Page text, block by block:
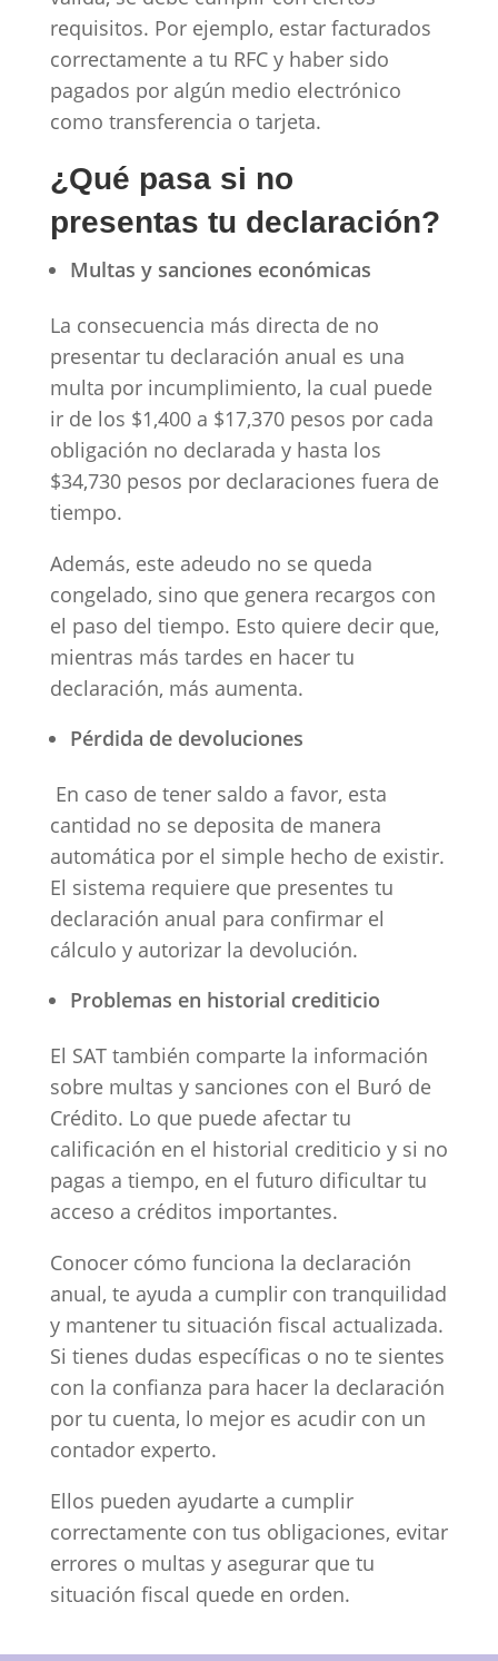
requisitos. Por ejemplo, estar facturados
correctamente a tu RFC y haber sido
pagados por algún medio electrónico
como transferencia o tarjeta.
¿Qué pasa si no
presentas tu declaración?
Multas y sanciones económicas
La consecuencia más directa de no
presentar tu declaración anual es una
multa por incumplimiento, la cual puede
ir de los $1,400 a $17,370 pesos por cada
obligación no declarada y hasta los
$34,730 pesos por declaraciones fuera de
tiempo.
Además, este adeudo no se queda
congelado, sino que genera recargos con
el paso del tiempo. Esto quiere decir que,
mientras más tardes en hacer tu
declaración, más aumenta.
Pérdida de devoluciones
En caso de tener saldo a favor, esta
cantidad no se deposita de manera
automática por el simple hecho de existir.
El sistema requiere que presentes tu
declaración anual para confirmar el
cálculo y autorizar la devolución.
Problemas en historial crediticio
El SAT también comparte la información
sobre multas y sanciones con el Buró de
Crédito. Lo que puede afectar tu
calificación en el historial crediticio y si no
pagas a tiempo, en el futuro dificultar tu
acceso a créditos importantes.
Conocer cómo funciona la declaración
anual, te ayuda a cumplir con tranquilidad
y mantener tu situación fiscal actualizada.
Si tienes dudas específicas o no te sientes
con la confianza para hacer la declaración
por tu cuenta, lo mejor es acudir con un
contador experto.
Ellos pueden ayudarte a cumplir
correctamente con tus obligaciones, evitar
errores o multas y asegurar que tu
situación fiscal quede en orden.